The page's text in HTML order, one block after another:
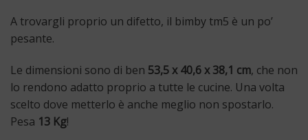
A trovargli proprio un difetto, il bimby tm5 è un po’
pesante.
Le dimensioni sono di ben 53,5 x 40,6 x 38,1 cm, che non
lo rendono adatto proprio a tutte le cucine. Una volta
scelto dove metterlo è anche meglio non spostarlo.
Pesa 13 Kg!